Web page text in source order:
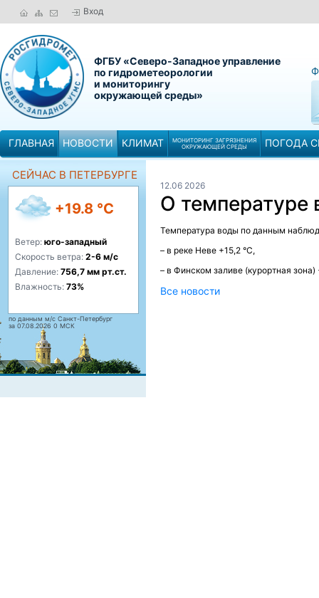
Вход
ФГБУ «Северо-Западное управление
по гидрометеорологии
и мониторингу
окружающей среды»
ГЛАВНАЯ НОВОСТИ КЛИМАТ
МОНИТОРИНГ ЗАГРЯЗНЕНИЯ
ОКРУЖАЮЩЕЙ СРЕДЫ
ПОГОДА
СЕЙЧАС В ПЕТЕРБУРГЕ
+19.8 °C
Ветер: юго-западный
Скорость ветра: 2-6 м/с
Давление: 756,7 мм рт.ст.
Влажность: 73%
по данным м/с Санкт-Петербург
за 07.08.2026 0 МСК
12.06 2026
О температуре
Температура воды по данным
– в реке Неве +15,2 °C,
– в Финском заливе (курортная зона)
Все новости